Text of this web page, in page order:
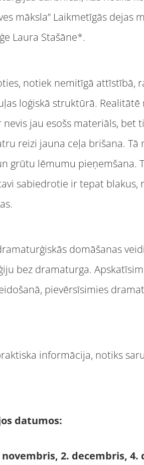
māksla” Laikmetīgās dejas
Laura Stašāne*.
notiek nemitīgā attīstībā,
loģiskā struktūrā. Realitātē
jau esošs materiāls, bet
reizi jauna ceļa brišana.
grūtu lēmumu
sabiedrotie ir tepat blakus,
domāšanas
bez dramaturga.
pievērsīsimies
informācija, notiks
datumos:
2. decembris, 4.